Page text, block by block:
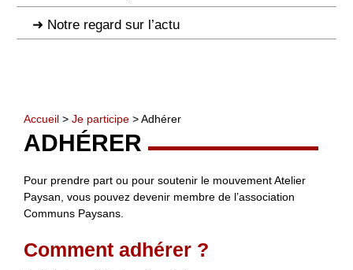
Notre regard sur l’actu
Accueil > Je participe > Adhérer
ADHÉRER
Pour prendre part ou pour soutenir le mouvement Atelier
Paysan, vous pouvez devenir membre de l’association
Communs Paysans.
Comment adhérer ?